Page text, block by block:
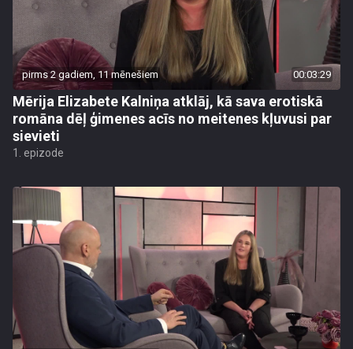
pirms 2 gadiem, 11 mēnešiem 00:03:29
Mērija Elizabete Kalniņa atklāj, kā sava erotiskā
romāna dēļ ģimenes acīs no meitenes kļuvusi par
sievieti
1. epizode